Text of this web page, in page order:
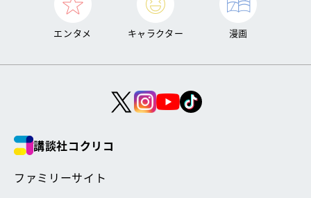
エンタメ キャラクター 漫画
講談社コクリコ
ファミリーサイト